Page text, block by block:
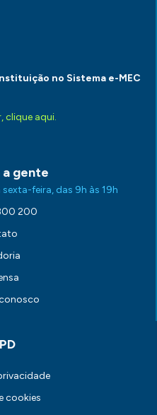
no Sistema e-MEC
clique aqui.
a gente
feira, das 9h às 19h
200
cookies